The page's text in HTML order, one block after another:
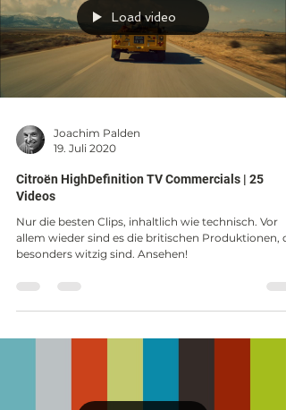
Load video
Joachim Palden
19. Juli 2020
Citroën HighDefinition TV Commercials | 25
Videos
Nur die besten Clips, inhaltlich wie technisch. Vor
allem wieder sind es die britischen Produktionen,
besonders witzig sind. Ansehen!